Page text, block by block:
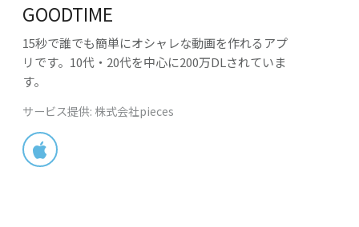
GOODTIME
15秒で誰でも簡単にオシャレな動画を作れるアプ
リです。10代・20代を中心に200万DLされていま
す。
サービス提供: 株式会社pieces
App Store